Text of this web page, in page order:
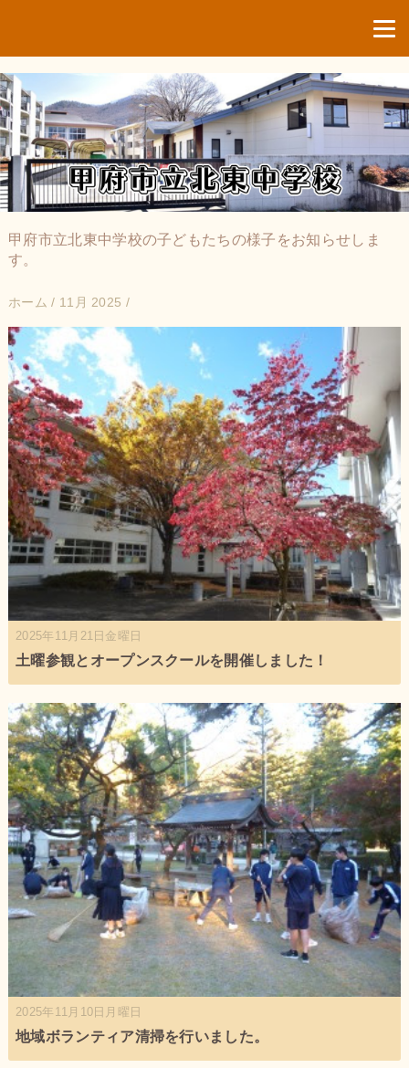
甲府市立北東中学校の子どもたちの様子をお知らせしま
す。
ホーム / 11月 2025 /
2025年11月21日金曜日
土曜参観とオープンスクールを開催しました！
2025年11月10日月曜日
地域ボランティア清掃を行いました。